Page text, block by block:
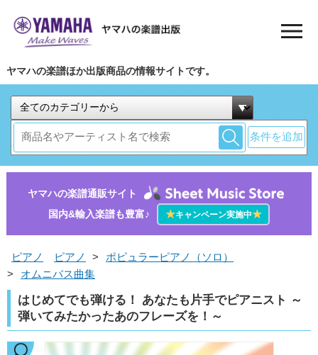
ヤマハの楽譜ほか出版商品の情報サイトです。
条件を追加
ヤマハの楽譜通販サイト
国内&輸入楽譜も豊富♪
★キャンペーン実施中★
ピアノ ピアノ >
ポピュラーピアノ（ソロ）
>
オムニバス曲集
はじめてでも弾ける！ あなたも片手でピアニスト ～
弾いてみたかったあのフレーズを！～